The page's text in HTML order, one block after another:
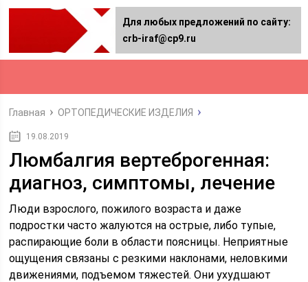
Главная ОРТОПЕДИЧЕСКИЕ ИЗДЕЛИЯ
19.08.2019
Люмбалгия вертеброгенная:
диагноз, симптомы, лечение
Люди взрослого, пожилого возраста и даже
подростки часто жалуются на острые, либо тупые,
распирающие боли в области поясницы. Неприятные
ощущения связаны с резкими наклонами, неловкими
движениями, подъемом тяжестей. Они ухудшают
Для любых предложений по сайту:
crb-iraf@cp9.ru